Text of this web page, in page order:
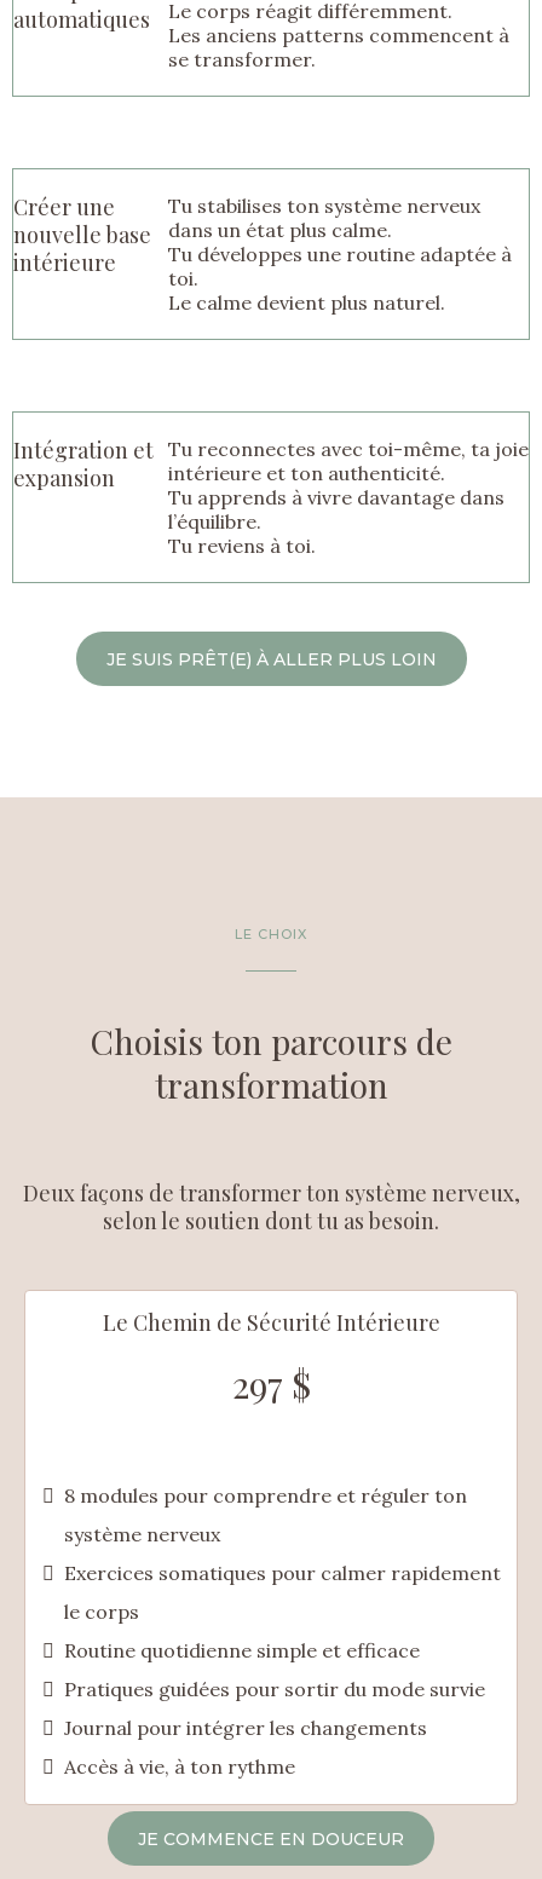
automatiques
Le corps réagit différemment.
Les anciens patterns commencent à
se transformer.
Créer une
nouvelle base
intérieure
Tu stabilises ton système nerveux
dans un état plus calme.
Tu développes une routine adaptée à
toi.
Le calme devient plus naturel.
Intégration et
expansion
Tu reconnectes avec toi-même, ta joie
intérieure et ton authenticité.
Tu apprends à vivre davantage dans
l’équilibre.
Tu reviens à toi.
JE SUIS PRÊT(E) À ALLER PLUS LOIN
LE CHOIX
Choisis ton parcours de
transformation
Deux façons de transformer ton système nerveux,
selon le soutien dont tu as besoin.
Le Chemin de Sécurité Intérieure
297 $
8 modules pour comprendre et réguler ton
système nerveux
Exercices somatiques pour calmer rapidement
le corps
Routine quotidienne simple et efficace
Pratiques guidées pour sortir du mode survie
Journal pour intégrer les changements
Accès à vie, à ton rythme
JE COMMENCE EN DOUCEUR